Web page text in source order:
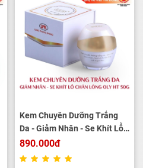
Kem Chuyên Dưỡng Trắng
Da - Giảm Nhăn - Se Khít Lỗ
Chân Lông OLY HT 50g
890.000đ